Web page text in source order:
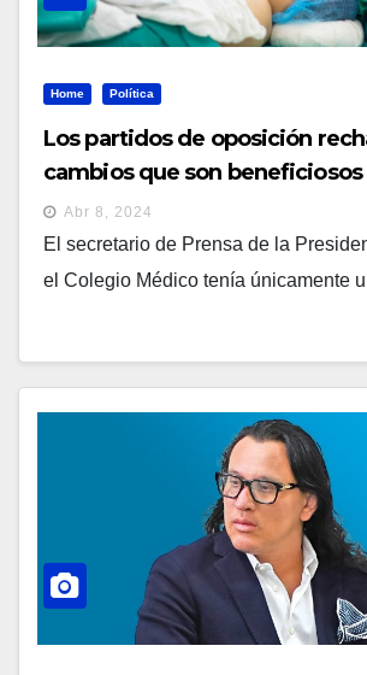
Home Política
Los partidos de oposición
cambios que son beneficiosos
población
Abr 8, 2024
El secretario de Prensa de la
el Colegio Médico tenía únicamente